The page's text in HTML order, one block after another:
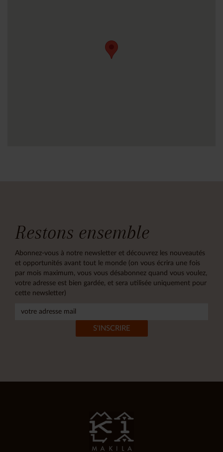
Restons ensemble
Abonnez-vous à notre newsletter et découvrez les nouveautés
et opportunités avant tout le monde (on vous écrira une fois
par mois maximum, vous vous désabonnez quand vous voulez,
votre adresse est bien gardée, et sera utilisée uniquement pour
cette newsletter)